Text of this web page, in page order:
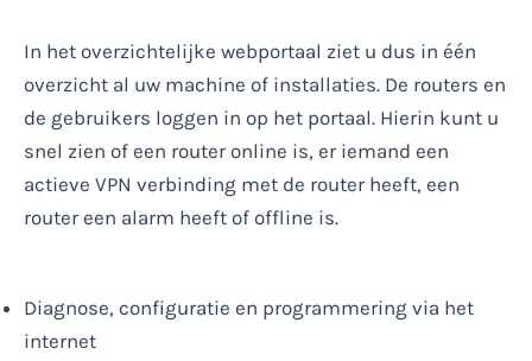
In het overzichtelijke webportaal ziet u dus in één
overzicht al uw machine of installaties. De routers en
de gebruikers loggen in op het portaal. Hierin kunt u
snel zien of een router online is, er iemand een
actieve VPN verbinding met de router heeft, een
router een alarm heeft of offline is.
Diagnose, configuratie en programmering via het
internet